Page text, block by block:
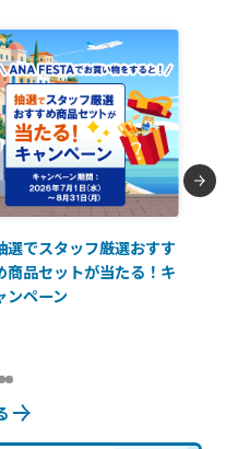
選でスタッフ厳選おすす
商品セットが当たる！キ
ンペーン